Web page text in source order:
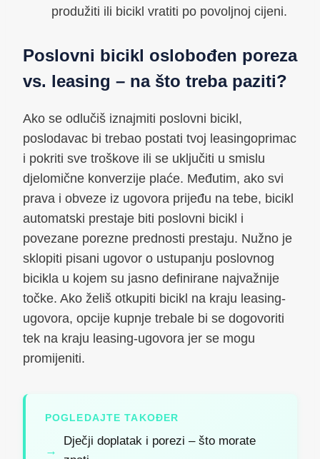
produžiti ili bicikl vratiti po povoljnoj cijeni.
Poslovni bicikl oslobođen poreza
vs. leasing – na što treba paziti?
Ako se odlučiš iznajmiti poslovni bicikl,
poslodavac bi trebao postati tvoj leasingoprimac
i pokriti sve troškove ili se uključiti u smislu
djelomične konverzije plaće. Međutim, ako svi
prava i obveze iz ugovora prijeđu na tebe, bicikl
automatski prestaje biti poslovni bicikl i
povezane porezne prednosti prestaju. Nužno je
sklopiti pisani ugovor o ustupanju poslovnog
bicikla u kojem su jasno definirane najvažnije
točke. Ako želiš otkupiti bicikl na kraju leasing-
ugovora, opcije kupnje trebale bi se dogovoriti
tek na kraju leasing-ugovora jer se mogu
promijeniti.
POGLEDAJTE TAKOĐER
Dječji doplatak i porezi – što morate